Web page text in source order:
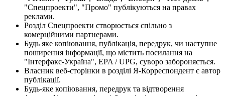
"Спецпроекти", "Промо" публікуються на правах
реклами.
Розділ Спецпроекти створюється спільно з
комерційними партнерами.
Будь яке копіювання, публікація, передрук, чи наступне
поширення інформації, що містить посилання на
"Інтерфакс-Україна", EPA / UPG, суворо забороняється.
Власник веб-сторінки в розділі Я-Корреспондент є автор
публікації.
Будь-яке копіювання, передрук та відтворення